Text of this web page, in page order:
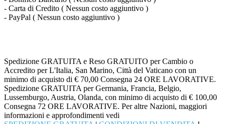
- Carta di Credito ( Nessun costo aggiuntivo )
- PayPal ( Nessun costo aggiuntivo )
Spedizione GRATUITA e Reso GRATUITO per Cambio o
Accredito per L'Italia, San Marino, Città del Vaticano con un
minimo di acquisto di € 70,00 Consegna 24 ORE LAVORATIVE.
Spedizione GRATUITA per Germania, Francia, Belgio,
Lussemburgo, Austria, Olanda, con minimo di acquisto di € 100,00
Consegna 72 ORE LAVORATIVE. Per altre Nazioni, maggiori
informazioni e approfondimenti vedi